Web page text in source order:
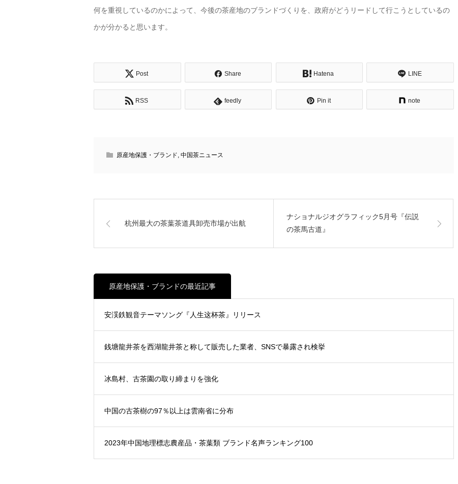
何を重視しているのかによって、今後の茶産地のブランドづくりを、政府がどうリードして行こうとしているの
かが分かると思います。
Post Share Hatena LINE
RSS feedly Pin it note
原産地保護・ブランド 中国茶ニュース
杭州最大の茶葉茶道具卸売市場が出航
ナショナルジオグラフィック5月号『伝説
の茶馬古道』
原産地保護・ブランドの最近記事
安渓鉄観音テーマソング『人生这杯茶』リリース
銭塘龍井茶を西湖龍井茶と称して販売した業者、SNSで暴露され検挙
冰島村、古茶園の取り締まりを強化
中国の古茶樹の97％以上は雲南省に分布
2023年中国地理標志農産品・茶葉類 ブランド名声ランキング100